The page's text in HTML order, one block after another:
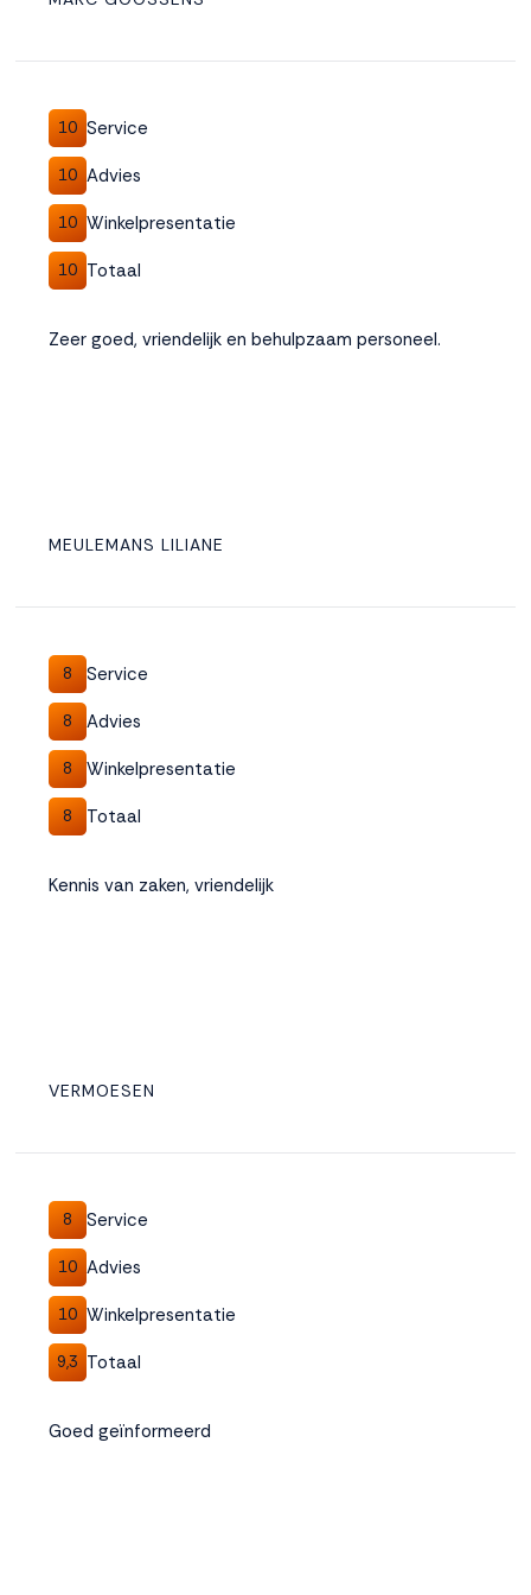
Weigeren
10 Service
10 Advies
10 Winkelpresentatie
10 Totaal
Zeer goed, vriendelijk en behulpzaam personeel.
MEULEMANS LILIANE
8 Service
8 Advies
8 Winkelpresentatie
8 Totaal
Kennis van zaken, vriendelijk
VERMOESEN
8 Service
10 Advies
10 Winkelpresentatie
9,3 Totaal
Goed geïnformeerd